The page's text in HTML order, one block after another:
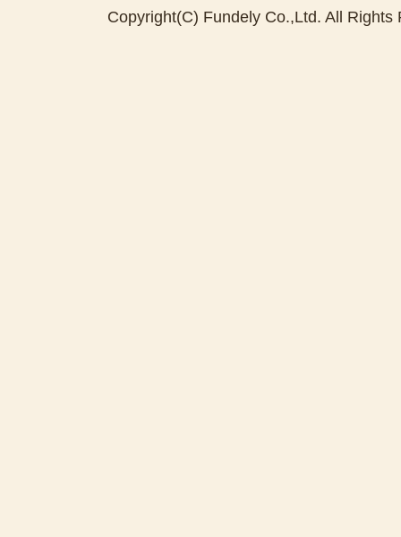
Copyright(C) Fundely Co.,Ltd. All Rights